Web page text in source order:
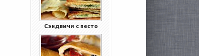
Сэндвичи с песто